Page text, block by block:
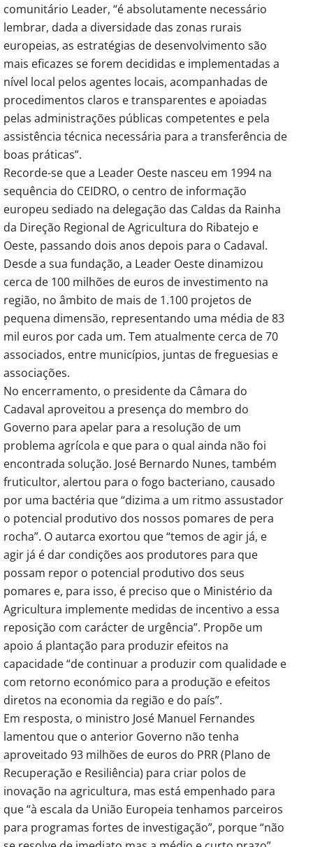
comunitário Leader, “é absolutamente necessário
lembrar, dada a diversidade das zonas rurais
europeias, as estratégias de desenvolvimento são
mais eficazes se forem decididas e implementadas a
nível local pelos agentes locais, acompanhadas de
procedimentos claros e transparentes e apoiadas
pelas administrações públicas competentes e pela
assistência técnica necessária para a transferência de
boas práticas”.
Recorde-se que a Leader Oeste nasceu em 1994 na
sequência do CEIDRO, o centro de informação
europeu sediado na delegação das Caldas da Rainha
da Direção Regional de Agricultura do Ribatejo e
Oeste, passando dois anos depois para o Cadaval.
Desde a sua fundação, a Leader Oeste dinamizou
cerca de 100 milhões de euros de investimento na
região, no âmbito de mais de 1.100 projetos de
pequena dimensão, representando uma média de 83
mil euros por cada um. Tem atualmente cerca de 70
associados, entre municípios, juntas de freguesias e
associações.
No encerramento, o presidente da Câmara do
Cadaval aproveitou a presença do membro do
Governo para apelar para a resolução de um
problema agrícola e que para o qual ainda não foi
encontrada solução. José Bernardo Nunes, também
fruticultor, alertou para o fogo bacteriano, causado
por uma bactéria que “dizima a um ritmo assustador
o potencial produtivo dos nossos pomares de pera
rocha”. O autarca exortou que “temos de agir já, e
agir já é dar condições aos produtores para que
possam repor o potencial produtivo dos seus
pomares e, para isso, é preciso que o Ministério da
Agricultura implemente medidas de incentivo a essa
reposição com carácter de urgência”. Propõe um
apoio á plantação para produzir efeitos na
capacidade “de continuar a produzir com qualidade e
com retorno económico para a produção e efeitos
diretos na economia da região e do país”.
Em resposta, o ministro José Manuel Fernandes
lamentou que o anterior Governo não tenha
aproveitado 93 milhões de euros do PRR (Plano de
Recuperação e Resiliência) para criar polos de
inovação na agricultura, mas está empenhado para
que “à escala da União Europeia tenhamos parceiros
para programas fortes de investigação”, porque “não